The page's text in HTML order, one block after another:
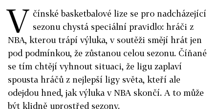
V čínské basketbalové lize se pro nadcházející
sezonu chystá speciální pravidlo: hráči z
NBA, kterou trápí výluka, v soutěži smějí hrát jen
pod podmínkou, že zůstanou celou sezonu. Číňané
se tím chtějí vyhnout situaci, že ligu zaplaví
spousta hráčů z nejlepší ligy světa, kteří ale
odejdou hned, jak výluka v NBA skončí. A to může
být klidně uprostřed sezony.